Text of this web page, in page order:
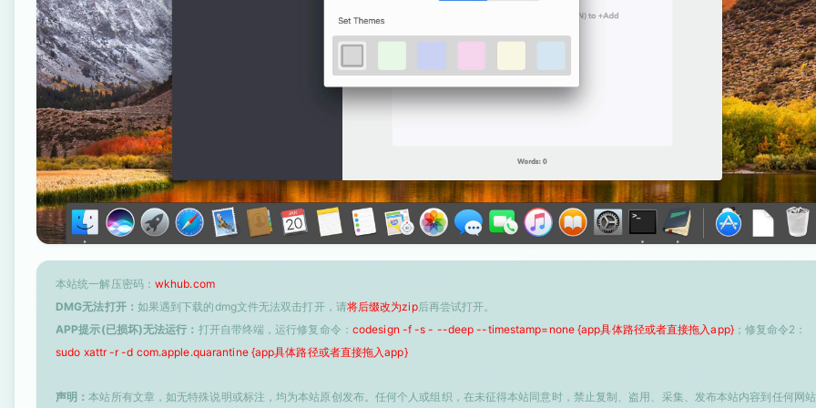
本站统一解压密码： wkhub.com
DMG无法打开： 如果遇到下载的dmg文件无法双击打开，请将后缀改为zip后再尝试打开。
APP提示(已损坏)无法运行： 打开自带终端，运行修复命令： codesign -f -s - --deep --timestamp=none {app具体路径或者直接拖入app}；修复命令2：
sudo xattr -r -d com.apple.quarantine {app具体路径或者直接拖入app}
声明：本站所有文章，如无特殊说明或标注，均为本站原创发布。任何个人或组织，在未征得本站同意时，禁止复制、盗用、采集、发布本站内容到任何网